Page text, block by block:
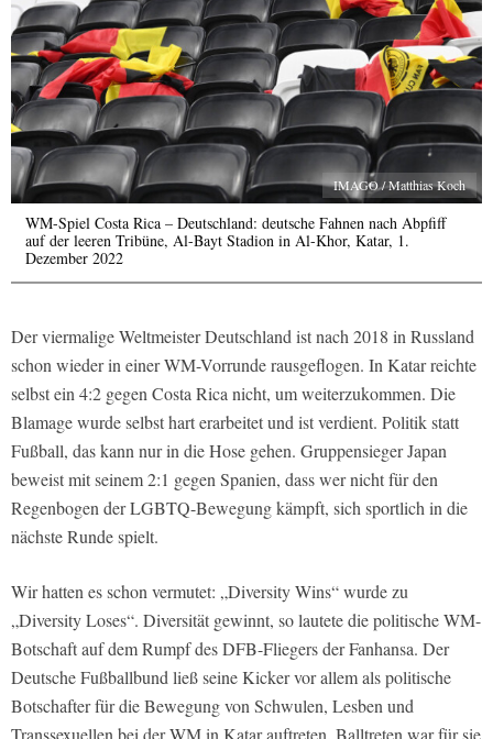
IMAGO / Matthias Koch
WM-Spiel Costa Rica – Deutschland: deutsche Fahnen nach Abpfiff
auf der leeren Tribüne, Al-Bayt Stadion in Al-Khor, Katar, 1.
Dezember 2022
Der viermalige Weltmeister Deutschland ist nach 2018 in Russland
schon wieder in einer WM-Vorrunde rausgeflogen. In Katar reichte
selbst ein 4:2 gegen Costa Rica nicht, um weiterzukommen. Die
Blamage wurde selbst hart erarbeitet und ist verdient. Politik statt
Fußball, das kann nur in die Hose gehen. Gruppensieger Japan
beweist mit seinem 2:1 gegen Spanien, dass wer nicht für den
Regenbogen der LGBTQ-Bewegung kämpft, sich sportlich in die
nächste Runde spielt.
Wir hatten es schon vermutet: „Diversity Wins“ wurde zu
„Diversity Loses“. Diversität gewinnt, so lautete die politische WM-
Botschaft auf dem Rumpf des DFB-Fliegers der Fanhansa. Der
Deutsche Fußballbund ließ seine Kicker vor allem als politische
Botschafter für die Bewegung von Schwulen, Lesben und
Transsexuellen bei der WM in Katar auftreten. Balltreten war für sie